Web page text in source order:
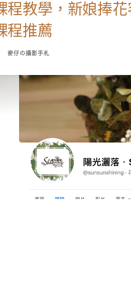
程教學，新娘捧
程推薦
麥仔の攝影手札